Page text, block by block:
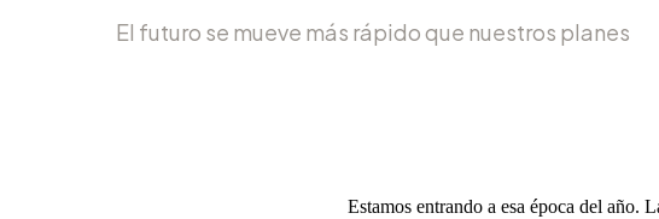
El futuro se mueve más rápido que nuestros planes
Estamos entrando a esa época del año.